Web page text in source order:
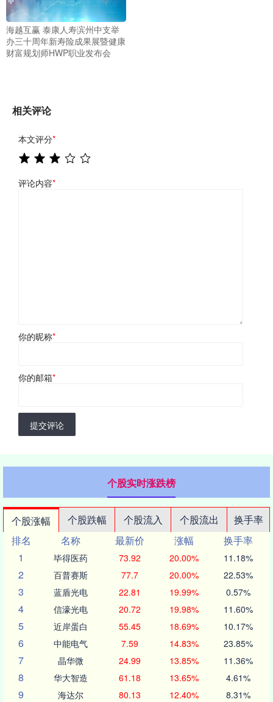
海越互赢 泰康人寿滨州中支举
办三十周年新寿险成果展暨健康
财富规划师HWP职业发布会
相关评论
本文评分*
评论内容*
你的昵称*
你的邮箱*
提交评论
个股实时涨跌榜
个股涨幅 个股跌幅 个股流入 个股流出
换手率
排名
名称 最新价 涨幅
换手率
1
毕得医药 73.92 20.00% 11.18%
2 百普赛斯 77.7 20.00% 22.53%
3 蓝盾光电 22.81 19.99% 0.57%
4 信濠光电 20.72 19.98% 11.60%
5 近岸蛋白 55.45 18.69% 10.17%
6 中能电气 7.59 14.83% 23.85%
7 晶华微 24.99 13.85% 11.36%
8 华大智造 61.18 13.65% 4.61%
9 海达尔 80.13 12.40% 8.31%